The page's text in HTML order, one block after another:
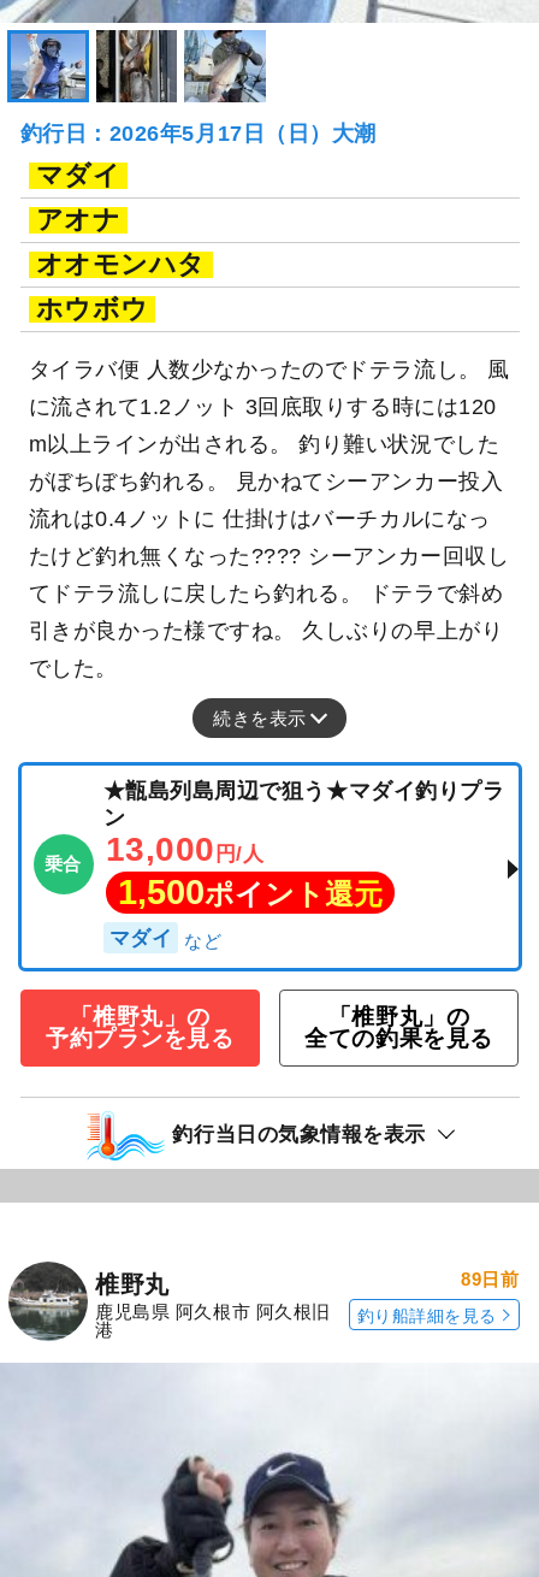
釣行日：2026年5月17日（日）大潮
マダイ
アオナ
オオモンハタ
ホウボウ
タイラバ便 人数少なかったのでドテラ流し。 風
に流されて1.2ノット 3回底取りする時には120
m以上ラインが出される。 釣り難い状況でした
がぼちぼち釣れる。 見かねてシーアンカー投入
流れは0.4ノットに 仕掛けはバーチカルになっ
たけど釣れ無くなった???? シーアンカー回収し
てドテラ流しに戻したら釣れる。 ドテラで斜め
引きが良かった様ですね。 久しぶりの早上がり
でした。
続きを表示
乗合
★甑島列島周辺で狙う★マダイ釣りプラ
ン
13,000 円/人
1,500ポイント還元
マダイ
「椎野丸」の
予約プランを見る
「椎野丸」の
全ての釣果を見る
釣行当日の気象情報を表示
椎野丸
鹿児島県 阿久根市 阿久根旧
港
89日前
釣り船詳細を見る